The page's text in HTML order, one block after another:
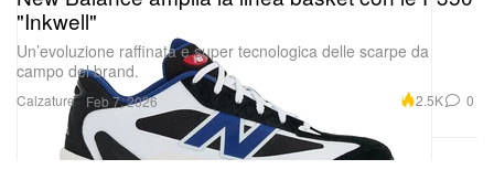
Calzature
"Inkwell"
Un’evoluzione raffinata e super tecnologica delle scarpe da
campo del brand.
Feb 7, 2026 2.5K 0